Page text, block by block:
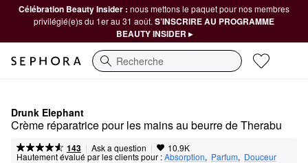
Célébration Beauty Insider : nous mettons le paquet pour nos membres
privilégié(e)s du 1er au 31 août. S’INSCRIRE AU PROGRAMME
BEAUTY INSIDER ▸
Recherche
Drunk Elephant
Crème réparatrice pour les mains au beurre de Therabu
143 | Ask a question | 10.9K
Hautement évalué par les clients pour :Absorption, Parfum, Douceur